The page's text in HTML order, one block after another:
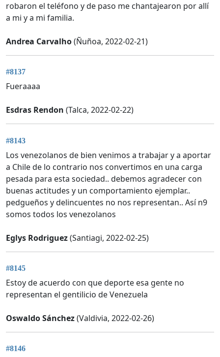
robaron el teléfono y de paso me chantajearon por allí
a mi y a mi familia.
Andrea Carvalho(Ñuñoa, 2022-02-21)
#8137
Fueraaaa
Esdras Rendon (Talca, 2022-02-22)
#8143
Los venezolanos de bien venimos a trabajar y a aportar
a Chile de lo contrario nos convertimos en una carga
pesada para esta sociedad.. debemos agradecer con
buenas actitudes y un comportamiento ejemplar..
pedgueños y delincuentes no nos representan.. Así n9
somos todos los venezolanos
Eglys Rodriguez(Santiagi, 2022-02-25)
#8145
Estoy de acuerdo con que deporte esa gente no
representan el gentilicio de Venezuela
Oswaldo Sánchez(Valdivia, 2022-02-26)
#8146